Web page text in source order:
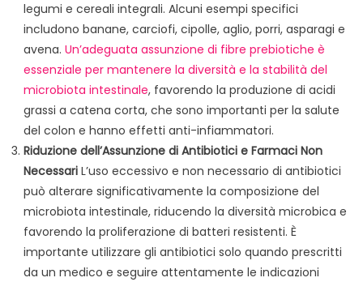
legumi e cereali integrali. Alcuni esempi specifici
includono banane, carciofi, cipolle, aglio, porri, asparagi e
avena. Un’adeguata assunzione di fibre prebiotiche è
essenziale per mantenere la diversità e la stabilità del
microbiota intestinale, favorendo la produzione di acidi
grassi a catena corta, che sono importanti per la salute
del colon e hanno effetti anti-infiammatori.
Riduzione dell’Assunzione di Antibiotici e Farmaci Non
NecessariL’uso eccessivo e non necessario di antibiotici
può alterare significativamente la composizione del
microbiota intestinale, riducendo la diversità microbica e
favorendo la proliferazione di batteri resistenti. È
importante utilizzare gli antibiotici solo quando prescritti
da un medico e seguire attentamente le indicazioni